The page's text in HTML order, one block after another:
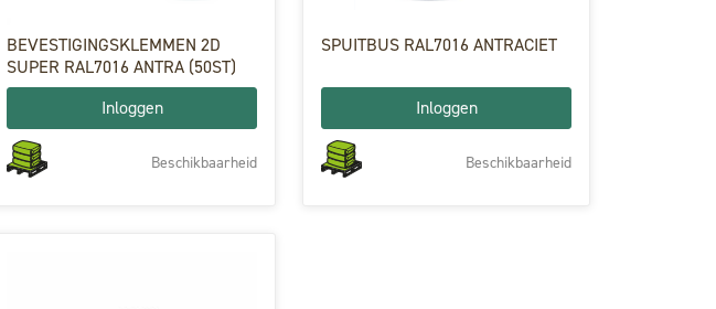
BEVESTIGINGSKLEMMEN 2D
SUPER RAL7016 ANTRA (50ST)
Inloggen
Beschikbaarheid
SPUITBUS RAL7016 ANTRACIET
Inloggen
Beschikbaarheid